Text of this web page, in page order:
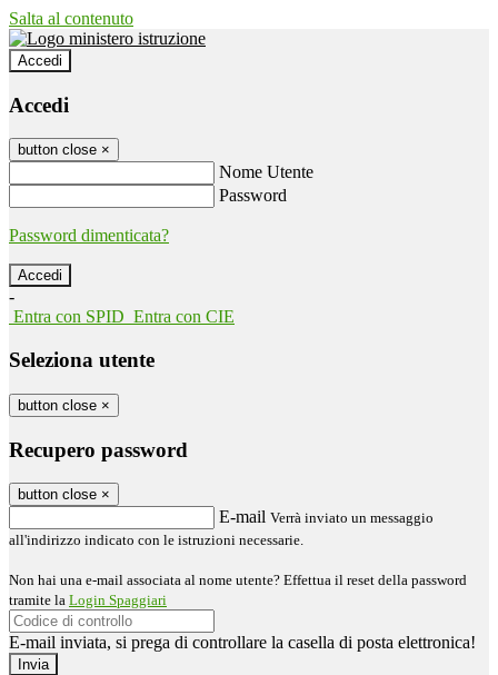
Salta al contenuto
Accedi
Accedi
button close ×
Nome Utente
Password
Password dimenticata?
-
Entra con SPID Entra con CIE
Seleziona utente
button close ×
Recupero password
button close ×
E-mail Verrà inviato un messaggio
all'indirizzo indicato con le istruzioni necessarie.
Non hai una e-mail associata al nome utente? Effettua il reset della password
tramite la Login Spaggiari
E-mail inviata, si prega di controllare la casella di posta elettronica!